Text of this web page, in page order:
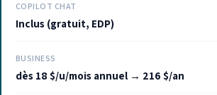
COPILOT CHAT
Inclus (gratuit, EDP)
BUSINESS
dès 18 $/u/mois annuel → 216 $/an